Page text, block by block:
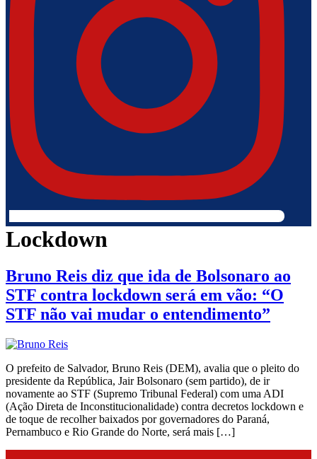
Lockdown
Bruno Reis diz que ida de Bolsonaro ao
STF contra lockdown será em vão: “O
STF não vai mudar o entendimento”
O prefeito de Salvador, Bruno Reis (DEM), avalia que o pleito do
presidente da República, Jair Bolsonaro (sem partido), de ir
novamente ao STF (Supremo Tribunal Federal) com uma ADI
(Ação Direta de Inconstitucionalidade) contra decretos lockdown e
de toque de recolher baixados por governadores do Paraná,
Pernambuco e Rio Grande do Norte, será mais […]